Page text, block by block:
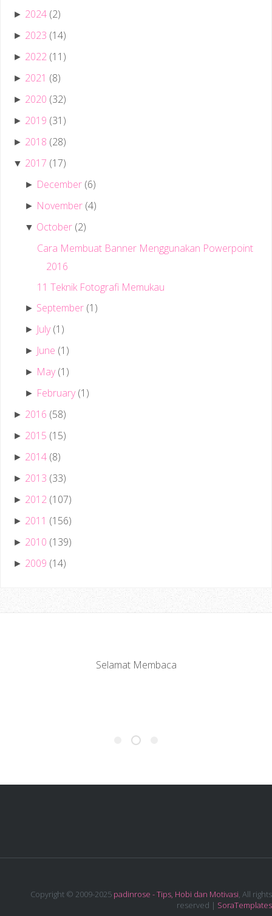
► 2024 (2)
► 2023 (14)
► 2022 (11)
► 2021 (8)
► 2020 (32)
► 2019 (31)
► 2018 (28)
▼ 2017 (17)
► December (6)
► November (4)
▼ October (2)
Cara Membuat Banner Menggunakan Powerpoint
2016
11 Teknik Fotografi Memukau
► September (1)
► July (1)
► June (1)
► May (1)
► February (1)
► 2016 (58)
► 2015 (15)
► 2014 (8)
► 2013 (33)
► 2012 (107)
► 2011 (156)
► 2010 (139)
► 2009 (14)
Selamat Membaca
Copyright © 2009-2025 padinrose - Tips, Hobi dan Motivasi, All rights
reserved | SoraTemplates